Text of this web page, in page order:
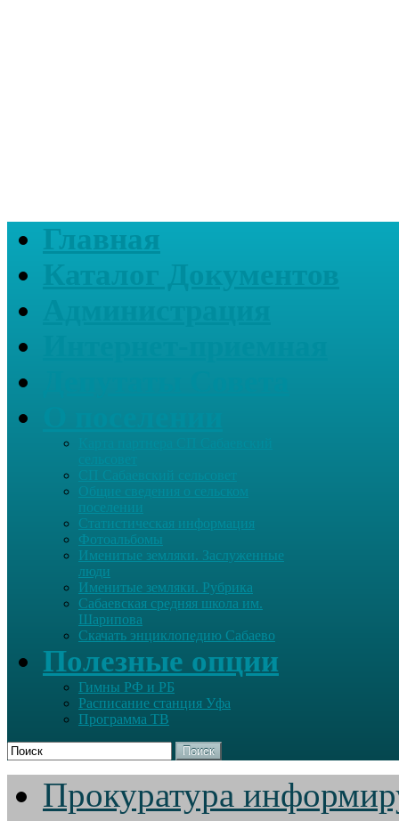
Главная
Общие сведения о сельском
поселении
Статистическая информация
Фотоальбомы
Именитые земляки. Заслуженные
люди
Именитые земляки. Рубрика
Сабаевская средняя школа им.
Шарипова
Скачать энциклопедию Сабаево
Полезные опции
Гимны РФ и РБ
Расписание станция Уфа
Программа ТВ
Поиск
Прокуратура